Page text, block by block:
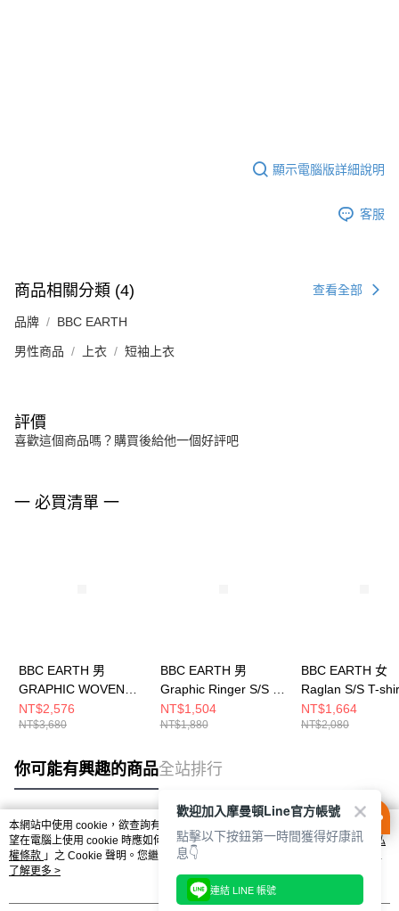
顯示電腦版詳細說明
客服
商品相關分類 (4) 查看全部
品牌 BBC EARTH
男性商品 上衣 短袖上衣
評價
喜歡這個商品嗎？購買後給他一個好評吧
一 必買清單 一
BBC EARTH 男
GRAPHIC WOVEN
SHORT SLEEVE T-
SHIRTS 短袖上衣 米
NT$2,576
NT$3,680
BBC EARTH 男
Graphic Ringer S/S T-
shirt 短袖上衣 CREAM
BEMISCQ03410
NT$1,504
NT$1,880
BBC EARTH 女
Raglan S/S T-
袖上衣 IVORY
BEFISCQ07400
NT$1,664
NT$2,080
你可能有興趣的商品全站排行
熱門標籤
本網站中使用 cookie，欲查詢有關本網站使用 cookie 方式之詳情，及若您不希
望在電腦上使用 cookie 時應如何變更電腦的 cookie 設定，請參閱本網站「
隱私
權條款 」之 Cookie 聲明。您繼續使用本網站即表示您同意本公司得按本網站使
用條款之 Cookie 聲明使用 cookie。
了解更多 >
歡迎加入摩曼頓Line官方帳號
點擊以下按鈕第一時間獲得好康訊
息👇
連結 LINE 帳號